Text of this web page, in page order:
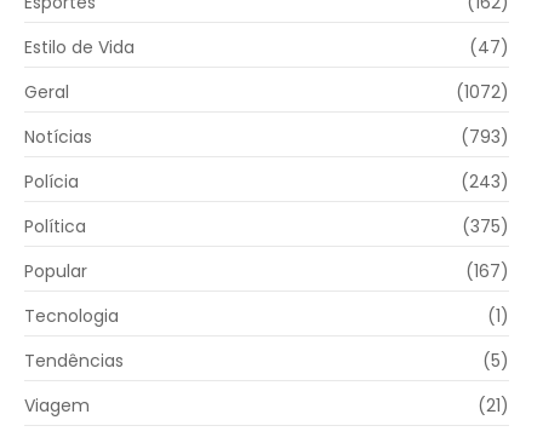
Estilo de Vida
(47)
Geral
(1072)
Notícias
(793)
Polícia
(243)
Política
(375)
Popular
(167)
Tecnologia
(1)
Tendências
(5)
Viagem
(21)